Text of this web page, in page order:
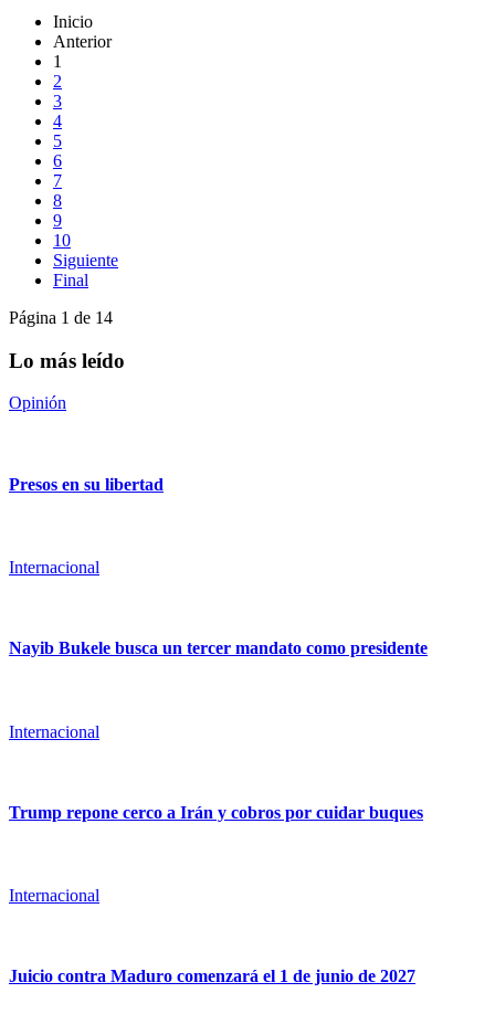
Inicio
Anterior
1
2
3
4
5
6
7
8
9
10
Siguiente
Final
Página 1 de 14
Lo más leído
Opinión
Presos en su libertad
Internacional
Nayib Bukele busca un tercer mandato como presidente
Internacional
Trump repone cerco a Irán y cobros por cuidar buques
Internacional
Juicio contra Maduro comenzará el 1 de junio de 2027